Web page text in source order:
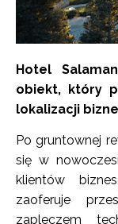
Hotel
obiekt, który
lokalizacji
Po gruntownej
się w
klientów
zaoferuje
zapleczem